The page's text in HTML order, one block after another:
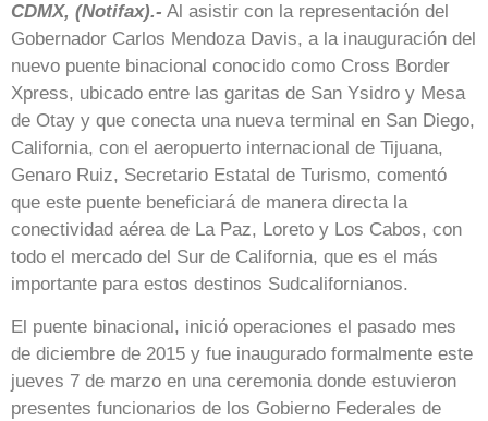
CDMX, (Notifax).- Al asistir con la representación del
Gobernador Carlos Mendoza Davis, a la inauguración del
nuevo puente binacional conocido como Cross Border
Xpress, ubicado entre las garitas de San Ysidro y Mesa
de Otay y que conecta una nueva terminal en San Diego,
California, con el aeropuerto internacional de Tijuana,
Genaro Ruiz, Secretario Estatal de Turismo, comentó
que este puente beneficiará de manera directa la
conectividad aérea de La Paz, Loreto y Los Cabos, con
todo el mercado del Sur de California, que es el más
importante para estos destinos Sudcalifornianos.
El puente binacional, inició operaciones el pasado mes
de diciembre de 2015 y fue inaugurado formalmente este
jueves 7 de marzo en una ceremonia donde estuvieron
presentes funcionarios de los Gobierno Federales de